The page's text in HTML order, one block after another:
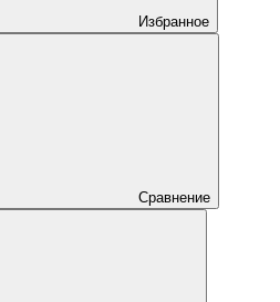
Избранное
Сравнение